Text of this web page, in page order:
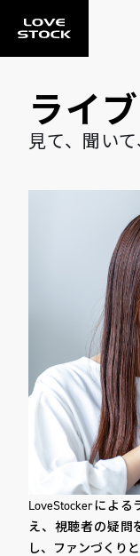
TOP
ABOUT US
SERVICE
LOVE SOSO
ライブコマース
IoT事業 一覧
F COFFEE
コンテンツ情報
お知らせ 一覧
CONTACT
ライ
見て、聞い
LoveStockerによ
え、視聴者の疑問
し、ファンづくり